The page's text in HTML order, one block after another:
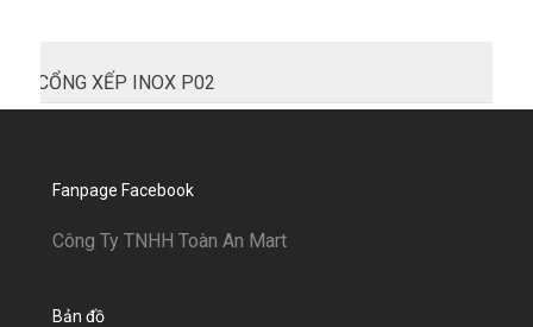
CỔNG XẾP INOX P02
Fanpage Facebook
Công Ty TNHH Toàn An Mart
Bản đồ